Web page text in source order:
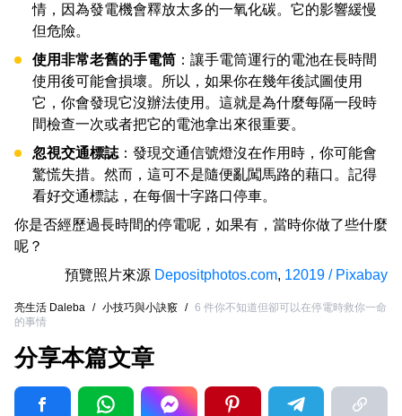
情，因為發電機會釋放太多的一氧化碳。它的影響緩慢
但危險。
使用非常老舊的手電筒 ：讓手電筒運行的電池在長時間
使用後可能會損壞。所以，如果你在幾年後試圖使用
它，你會發現它沒辦法使用。這就是為什麼每隔一段時
間檢查一次或者把它的電池拿出來很重要。
忽視交通標誌 ：發現交通信號燈沒在作用時，你可能會
驚慌失措。然而，這可不是隨便亂闖馬路的藉口。記得
看好交通標誌，在每個十字路口停車。
你是否經歷過長時間的停電呢，如果有，當時你做了些什麼
呢？
預覽照片來源 Depositphotos.com, 12019 / Pixabay
亮生活 Daleba / 小技巧與小訣竅 / 6 件你不知道但卻可以在停電時救你一命
的事情
分享本篇文章